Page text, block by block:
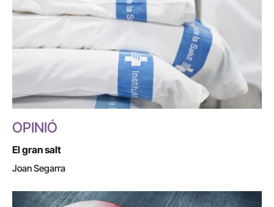
OPINIÓ
El gran salt
Joan Segarra